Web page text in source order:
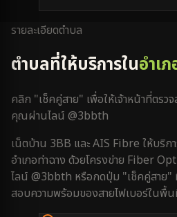
รายละเอียดตำบล
ตำบลที่ให้บริการในอำเ
คลิก "เช็คคู่สาย" เพื่อให้เจ้าหน้าที่ตร
คุณผ่านไลน์ @3bbth
เน็ตบ้าน 3BB และ AIS Fibre ให้บริ
อำเภอท่าฉาง ด้วยโครงข่าย Fiber
ไลน์ @3bbth หรือกดปุ่ม "เช็คคู่สาย"
สอบความพร้อมของสายไฟเบอร์ในพื้